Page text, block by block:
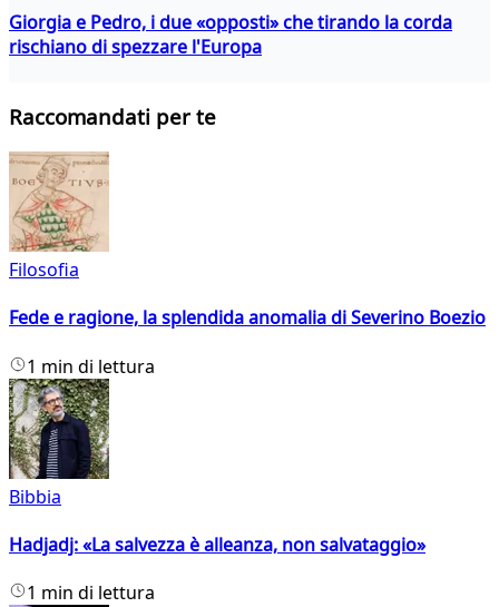
Giorgia e Pedro, i due «opposti» che tirando la corda
rischiano di spezzare l'Europa
Raccomandati per te
Filosofia
Fede e ragione, la splendida anomalia di Severino Boezio
1 min di lettura
Bibbia
Hadjadj: «La salvezza è alleanza, non salvataggio»
1 min di lettura